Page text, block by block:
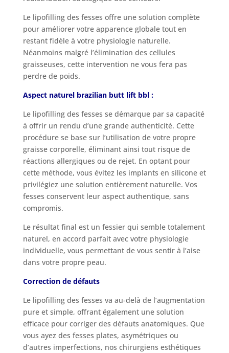
Le lipofilling des fesses offre une solution complète
pour améliorer votre apparence globale tout en
restant fidèle à votre physiologie naturelle.
Néanmoins malgré l’élimination des cellules
graisseuses, cette intervention ne vous fera pas
perdre de poids.
Aspect naturel brazilian butt lift bbl :
Le lipofilling des fesses se démarque par sa capacité
à offrir un rendu d’une grande authenticité. Cette
procédure se base sur l’utilisation de votre propre
graisse corporelle, éliminant ainsi tout risque de
réactions allergiques ou de rejet. En optant pour
cette méthode, vous évitez les implants en silicone et
privilégiez une solution entièrement naturelle. Vos
fesses conservent leur aspect authentique, sans
compromis.
Le résultat final est un fessier qui semble totalement
naturel, en accord parfait avec votre physiologie
individuelle, vous permettant de vous sentir à l’aise
dans votre propre peau.
Correction de défauts
Le lipofilling des fesses va au-delà de l’augmentation
pure et simple, offrant également une solution
efficace pour corriger des défauts anatomiques. Que
vous ayez des fesses plates, asymétriques ou
d’autres imperfections, nos chirurgiens esthétiques